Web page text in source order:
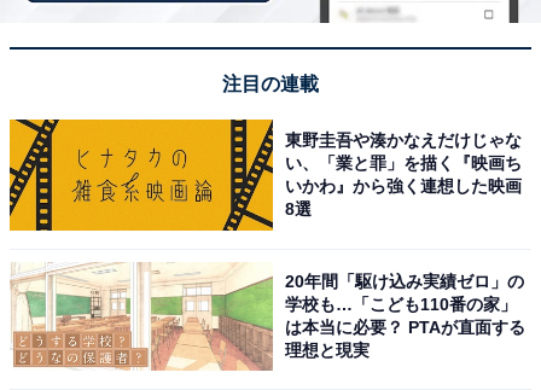
12時のチェックアウトまで朝をのんびり過ごせるの
注目の連載
東野圭吾や湊かなえだけじゃな
い、「業と罪」を描く『映画ち
いかわ』から強く連想した映画
8選
20年間「駆け込み実績ゼロ」の
学校も…「こども110番の家」
は本当に必要？ PTAが直面する
理想と現実